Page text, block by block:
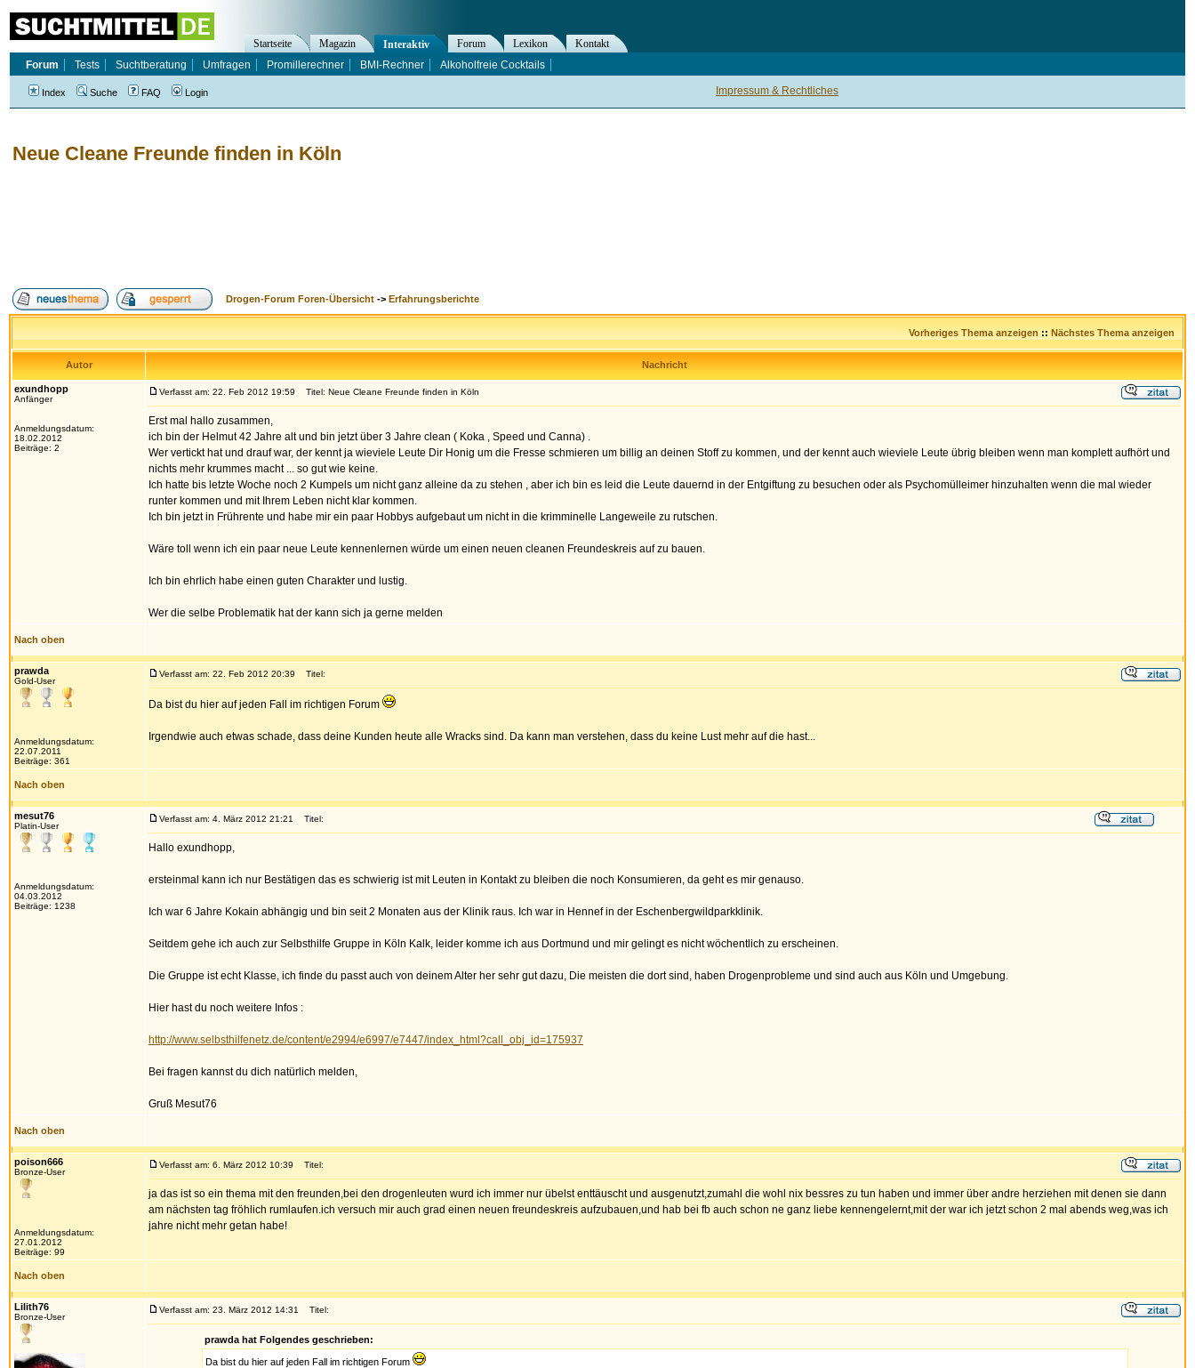
Neue Cleane Freunde finden in Köln
Drogen-Forum Foren-Übersicht -> Erfahrungsberichte
Vorheriges Thema anzeigen :: Nächstes Thema anzeigen
Autor Nachricht
exundhopp
Anfänger
Anmeldungsdatum:
18.02.2012
Beiträge: 2
Verfasst am: 22. Feb 2012 19:59 Titel: Neue Cleane Freunde finden in Köln
Erst mal hallo zusammen,
ich bin der Helmut 42 Jahre alt und bin jetzt über 3 Jahre clean ( Koka , Speed und Canna) .
Wer vertickt hat und drauf war, der kennt ja wieviele Leute Dir Honig um die Fresse schmieren um billig an deinen Stoff zu kommen, und der kennt auch wieviele Leute übrig bleiben wenn man komplett aufhört und
nichts mehr krummes macht ... so gut wie keine.
Ich hatte bis letzte Woche noch 2 Kumpels um nicht ganz alleine da zu stehen , aber ich bin es leid die Leute dauernd in der Entgiftung zu besuchen oder als Psychomülleimer hinzuhalten wenn die mal wieder
runter kommen und mit Ihrem Leben nicht klar kommen.
Ich bin jetzt in Frührente und habe mir ein paar Hobbys aufgebaut um nicht in die krimminelle Langeweile zu rutschen.
Wäre toll wenn ich ein paar neue Leute kennenlernen würde um einen neuen cleanen Freundeskreis auf zu bauen.
Ich bin ehrlich habe einen guten Charakter und lustig.
Wer die selbe Problematik hat der kann sich ja gerne melden
Nach oben
prawda
Gold-User
Anmeldungsdatum:
22.07.2011
Beiträge: 361
Verfasst am: 22. Feb 2012 20:39 Titel:
Da bist du hier auf jeden Fall im richtigen Forum
Irgendwie auch etwas schade, dass deine Kunden heute alle Wracks sind. Da kann man verstehen, dass du keine Lust mehr auf die hast...
Nach oben
mesut76
Platin-User
Anmeldungsdatum:
04.03.2012
Beiträge: 1238
Verfasst am: 4. März 2012 21:21 Titel:
Hallo exundhopp,
ersteinmal kann ich nur Bestätigen das es schwierig ist mit Leuten in Kontakt zu bleiben die noch Konsumieren, da geht es mir genauso.
Ich war 6 Jahre Kokain abhängig und bin seit 2 Monaten aus der Klinik raus. Ich war in Hennef in der Eschenbergwildparkklinik.
Seitdem gehe ich auch zur Selbsthilfe Gruppe in Köln Kalk, leider komme ich aus Dortmund und mir gelingt es nicht wöchentlich zu erscheinen.
Die Gruppe ist echt Klasse, ich finde du passt auch von deinem Alter her sehr gut dazu, Die meisten die dort sind, haben Drogenprobleme und sind auch aus Köln und Umgebung.
Hier hast du noch weitere Infos :
http://www.selbsthilfenetz.de/content/e2994/e6997/e7447/index_html?call_obj_id=175937
Bei fragen kannst du dich natürlich melden,
Gruß Mesut76
Nach oben
poison666
Bronze-User
Anmeldungsdatum:
27.01.2012
Beiträge: 99
Verfasst am: 6. März 2012 10:39 Titel:
ja das ist so ein thema mit den freunden,bei den drogenleuten wurd ich immer nur übelst enttäuscht und ausgenutzt,zumahl die wohl nix bessres zu tun haben und immer über andre herziehen mit denen sie dann
am nächsten tag fröhlich rumlaufen.ich versuch mir auch grad einen neuen freundeskreis aufzubauen,und hab bei fb auch schon ne ganz liebe kennengelernt,mit der war ich jetzt schon 2 mal abends weg,was ich
jahre nicht mehr getan habe!
Nach oben
Lilith76
Bronze-User
Verfasst am: 23. März 2012 14:31 Titel:
prawda hat Folgendes geschrieben:
Da bist du hier auf jeden Fall im richtigen Forum
Impressum & Rechtliches
Startseite Magazin Interaktiv Forum Lexikon
Kontakt
Forum
Tests Suchtberatung Umfragen Promillerechner BMI-Rechner Alkoholfreie Cocktails
Index Suche FAQ Login